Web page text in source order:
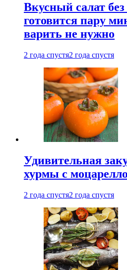
Вкусный салат
готовится пару
варить не нужно
2 года спустя2 года спустя
Удивительная
хурмы с
2 года спустя2 года спустя